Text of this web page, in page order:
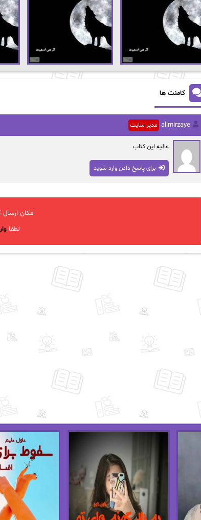
کامنت ها
alimirzaye مدیر سایت
عالیه این کتاب
برای پاسخ دادن وارد شوید
امکان
لطفا